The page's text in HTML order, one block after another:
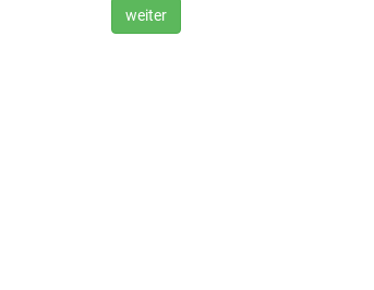
weiter